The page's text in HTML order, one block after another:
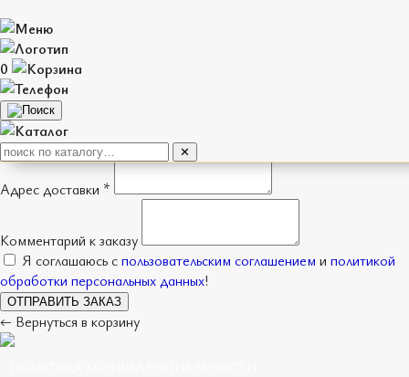
0
✕
Оформление заказа
Имя *
Телефон *
Способ получения
Доставка
Самовывоз
Адрес доставки *
Комментарий к заказу
Я соглашаюсь спользовательским соглашением и политикой
обработки персональных данных!
ОТПРАВИТЬ ЗАКАЗ
← Вернуться в корзину